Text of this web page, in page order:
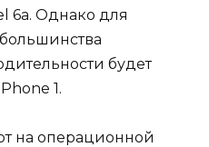
6a. Однако для
будет
1.
на операционной